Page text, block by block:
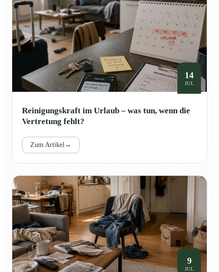
14
JUL
Reinigungskraft im Urlaub – was tun, wenn die
Vertretung fehlt?
Zum Artikel→
9
JUL